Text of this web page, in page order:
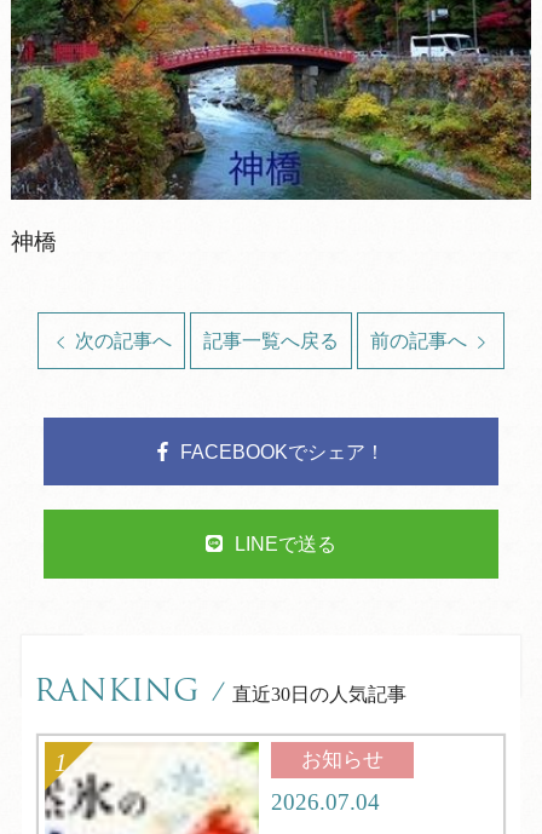
神橋
次の記事へ 記事一覧へ戻る 前の記事へ
FACEBOOKでシェア！
LINEで送る
RANKING / 直近30日の人気記事
お知らせ
2026.07.04